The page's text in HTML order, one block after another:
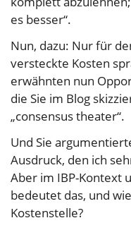
es besser“.
Nun, dazu: Nur für
versteckte Kosten
erwähnten nun
die Sie im Blog
„consensus theater“.
Und Sie
Ausdruck, den ich
Aber im IBP-Kontext
bedeutet das, und
Kostenstelle?